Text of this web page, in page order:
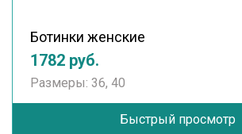
Ботинки женские
1782 руб.
Размеры: 36, 40
Быстрый просмотр